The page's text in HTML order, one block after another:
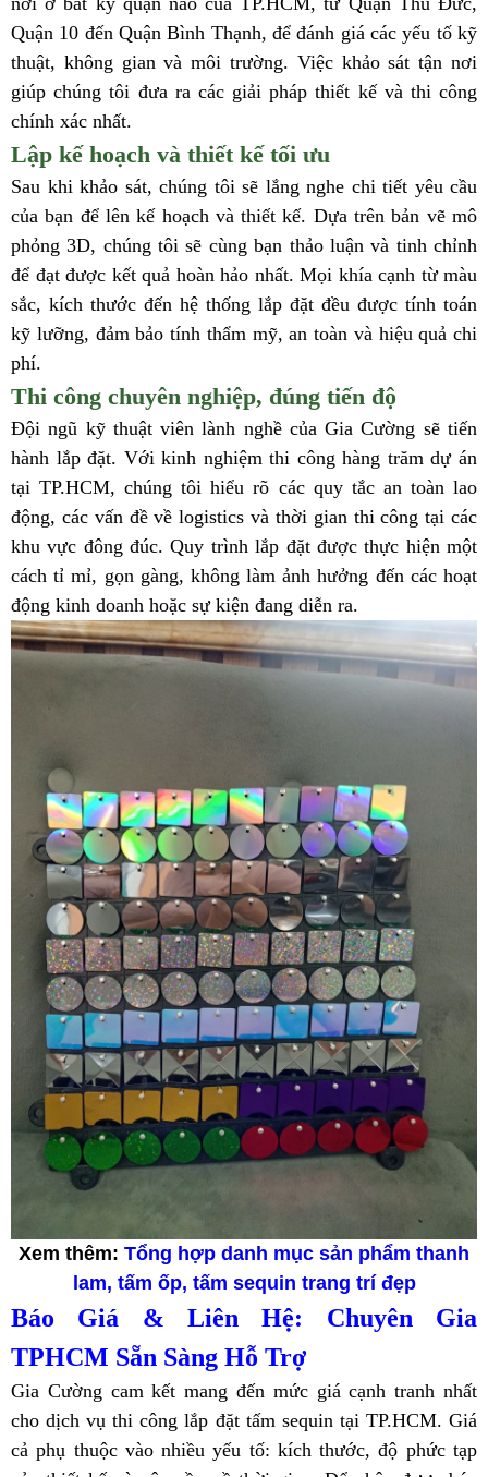
Quận 10 đến Quận Bình Thạnh, để đánh giá các yếu tố kỹ
thuật, không gian và môi trường. Việc khảo sát tận nơi
giúp chúng tôi đưa ra các giải pháp thiết kế và thi công
chính xác nhất.
Lập kế hoạch và thiết kế tối ưu
Sau khi khảo sát, chúng tôi sẽ lắng nghe chi tiết yêu cầu
của bạn để lên kế hoạch và thiết kế. Dựa trên bản vẽ mô
phỏng 3D, chúng tôi sẽ cùng bạn thảo luận và tinh chỉnh
để đạt được kết quả hoàn hảo nhất. Mọi khía cạnh từ màu
sắc, kích thước đến hệ thống lắp đặt đều được tính toán
kỹ lưỡng, đảm bảo tính thẩm mỹ, an toàn và hiệu quả chi
phí.
Thi công chuyên nghiệp, đúng tiến độ
Đội ngũ kỹ thuật viên lành nghề của Gia Cường sẽ tiến
hành lắp đặt. Với kinh nghiệm thi công hàng trăm dự án
tại TP.HCM, chúng tôi hiểu rõ các quy tắc an toàn lao
động, các vấn đề về logistics và thời gian thi công tại các
khu vực đông đúc. Quy trình lắp đặt được thực hiện một
cách tỉ mỉ, gọn gàng, không làm ảnh hưởng đến các hoạt
động kinh doanh hoặc sự kiện đang diễn ra.
Xem thêm: Tổng hợp danh mục sản phẩm thanh
lam, tấm ốp, tấm sequin trang trí đẹp
Báo Giá & Liên Hệ: Chuyên Gia
TPHCM Sẵn Sàng Hỗ Trợ
Gia Cường cam kết mang đến mức giá cạnh tranh nhất
cho dịch vụ thi công lắp đặt tấm sequin tại TP.HCM. Giá
cả phụ thuộc vào nhiều yếu tố: kích thước, độ phức tạp